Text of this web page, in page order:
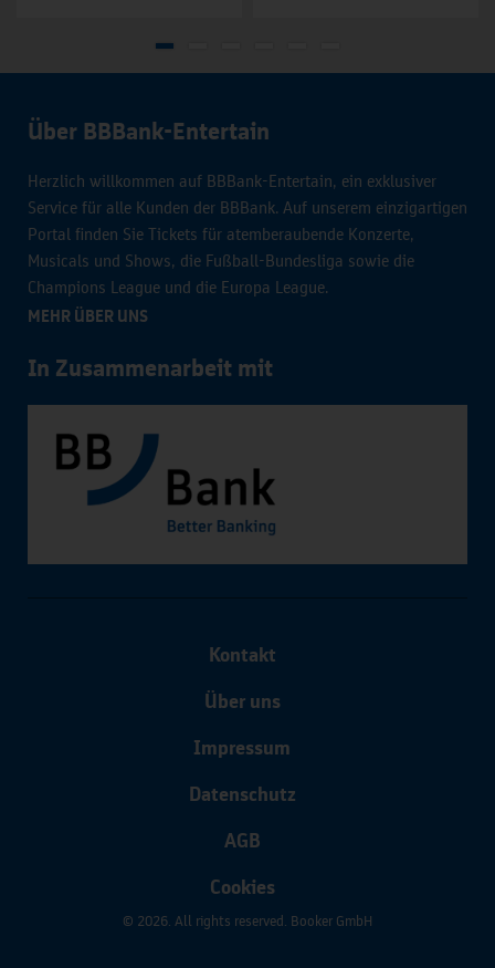
Über BBBank-Entertain
Herzlich willkommen auf BBBank-Entertain, ein exklusiver
Service für alle Kunden der BBBank. Auf unserem einzigartigen
Portal finden Sie Tickets für atemberaubende Konzerte,
Musicals und Shows, die Fußball-Bundesliga sowie die
Champions League und die Europa League.
MEHR ÜBER UNS
In Zusammenarbeit mit
Kontakt
Über uns
Impressum
Datenschutz
AGB
Cookies
© 2026. All rights reserved. Booker GmbH